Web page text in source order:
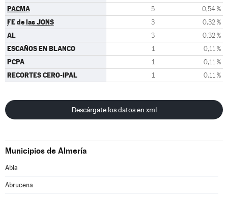
PACMA 5 0,54 %
FE de las JONS 3 0,32 %
AL 3 0,32 %
ESCAÑOS EN BLANCO 1 0,11 %
PCPA 1 0,11 %
RECORTES CERO-IPAL 1 0,11 %
Descárgate los datos en xml
Municipios de Almería
Abla
Abrucena